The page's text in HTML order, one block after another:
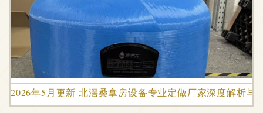
2026年5月更新 北滘桑拿房设备专业定做厂家深度解析与